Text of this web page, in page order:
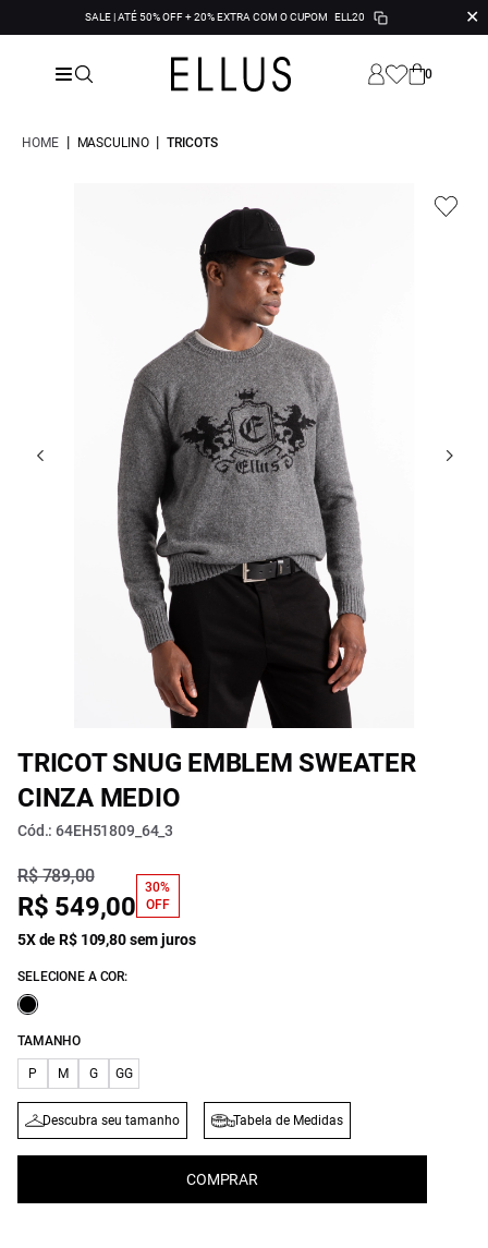
SALE | ATÉ 50% OFF + 20% EXTRA COM O CUPOM ELL20 ✕
0
HOME | MASCULINO | TRICOTS
TRICOT SNUG EMBLEM SWEATER
CINZA MEDIO
Cód.: 64EH51809_64_3
R$ 789,00
R$ 549,00
30%
OFF
5X de R$ 109,80 sem juros
SELECIONE A COR:
TAMANHO
P M G GG
Descubra seu tamanho Tabela de Medidas
COMPRAR